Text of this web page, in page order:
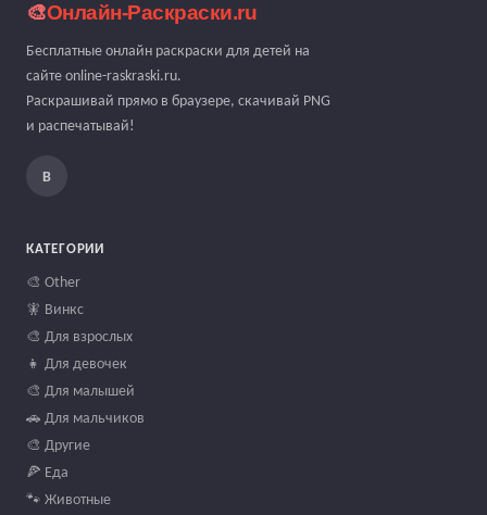
🎨Онлайн-Раскраски.ru
Бесплатные онлайн раскраски для детей на
сайте online-raskraski.ru.
Раскрашивай прямо в браузере, скачивай PNG
и распечатывай!
В
КАТЕГОРИИ
🎨 Other
🧚 Винкс
🎨 Для взрослых
👧 Для девочек
🎨 Для малышей
🚗 Для мальчиков
🎨 Другие
🍕 Еда
🐾 Животные